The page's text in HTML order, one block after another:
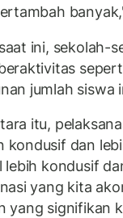
ini, sekolah-
jumlah siswa
itu,
kondusif dan
lebih kondusif
yang kita
yang signifikan